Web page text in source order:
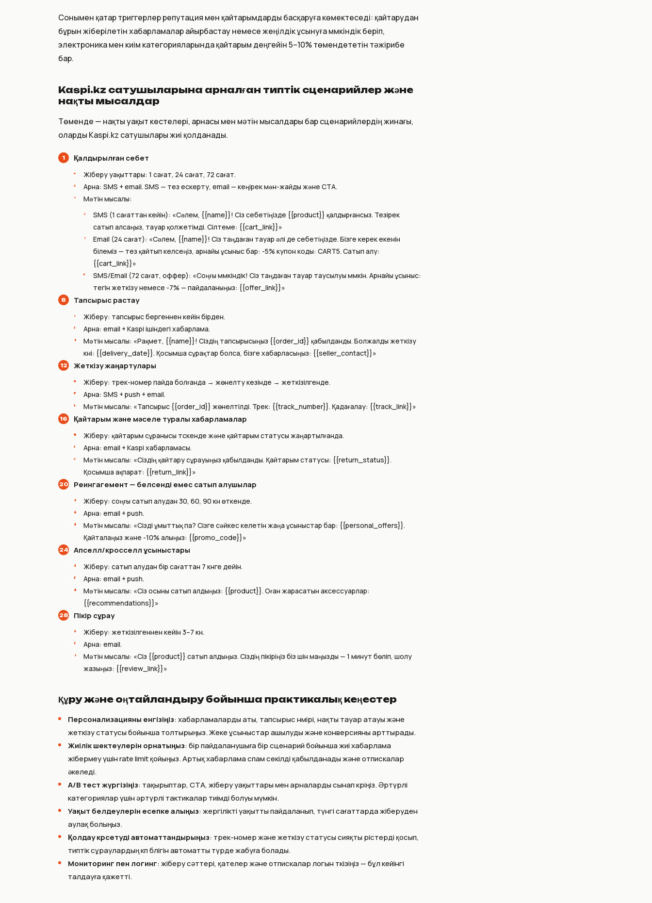
Сонымен қатар триггерлер репутация мен қайтарымдарды басқаруға көмектеседі: қайтарудан
бұрын жіберілетін хабарламалар айырбастау немесе жеңілдік ұсынуға мүмкіндік беріп,
электроника мен киім категорияларында қайтарым деңгейін 5–10% төмендететін тәжірибе
бар.
Kaspi.kz сатушыларына арналған типтік сценарийлер және
нақты мысалдар
Төменде — нақты уақыт кестелері, арнасы мен мәтін мысалдары бар сценарийлердің жинағы,
оларды Kaspi.kz сатушылары жиі қолданады.
Қалдырылған себет
Жіберу уақыттары: 1 сағат, 24 сағат, 72 сағат.
Арна: SMS + email. SMS — тез ескерту, email — кеңірек мән-жайды және CTA.
Мәтін мысалы:
SMS (1 сағаттан кейін): «Сәлем, {{name}}! Сіз себетіңізде {{product}} қалдырғансыз. Тезірек
сатып алсаңыз, тауар қолжетімді. Сілтеме: {{cart_link}}»
Email (24 сағат): «Сәлем, {{name}}! Сіз таңдаған тауар әлі де себетіңізде. Бізге керек екенін
білеміз — тез қайтып келсеңіз, арнайы ұсыныс бар: -5% купон коды: CART5. Сатып алу:
{{cart_link}}»
SMS/Email (72 сағат, оффер): «Соңғы мүмкіндік! Сіз таңдаған тауар таусылуы мүмкін. Арнайы ұсыныс:
тегін жеткізу немесе -7% — пайдаланыңыз: {{offer_link}}»
Тапсырыс растау
Жіберу: тапсырыс бергеннен кейін бірден.
Арна: email + Kaspi ішіндегі хабарлама.
Мәтін мысалы: «Рақмет, {{name}}! Сіздің тапсырысыңыз {{order_id}} қабылданды. Болжалды жеткізу
күні: {{delivery_date}}. Қосымша сұрақтар болса, бізге хабарласыңыз: {{seller_contact}}»
Жеткізу жаңартулары
Жіберу: трек-номер пайда болғанда → жөнелту кезінде → жеткізілгенде.
Арна: SMS + push + email.
Мәтін мысалы: «Тапсырыс {{order_id}} жөнелтілді. Трек: {{track_number}}. Қадағалау: {{track_link}}»
Қайтарым және мәселе туралы хабарламалар
Жіберу: қайтарым сұранысы түскенде және қайтарым статусы жаңартылғанда.
Арна: email + Kaspi хабарламасы.
Мәтін мысалы: «Сіздің қайтару сұрауыңыз қабылданды. Қайтарым статусы: {{return_status}}.
Қосымша ақпарат: {{return_link}}»
Реингагемент — белсенді емес сатып алушылар
Жіберу: соңғы сатып алудан 30, 60, 90 күн өткенде.
Арна: email + push.
Мәтін мысалы: «Сізді ұмыттық па? Сізге сәйкес келетін жаңа ұсыныстар бар: {{personal_offers}}.
Қайталаңыз және -10% алыңыз: {{promo_code}}»
Апселл/кросселл ұсыныстары
Жіберу: сатып алудан бір сағаттан 7 күнге дейін.
Арна: email + push.
Мәтін мысалы: «Сіз осыны сатып алдыңыз: {{product}}. Оған жарасатын аксессуарлар:
{{recommendations}}»
Пікір сұрау
Жіберу: жеткізілгеннен кейін 3–7 күн.
Арна: email.
Мәтін мысалы: «Сіз {{product}} сатып алдыңыз. Сіздің пікіріңіз біз үшін маңызды — 1 минут бөліп, шолу
жазыңыз: {{review_link}}»
Құру және оңтайландыру бойынша практикалық кеңестер
Персонализацияны енгізіңіз: хабарламаларды аты, тапсырыс нөмірі, нақты тауар атауы және
жеткізу статусы бойынша толтырыңыз. Жеке ұсыныстар ашылуды және конверсияны арттырады.
Жиілік шектеулерін орнатыңыз: бір пайдаланушыға бір сценарий бойынша жиі хабарлама
жібермеу үшін rate limit қойыңыз. Артық хабарлама спам секілді қабылданады және отпискалар
әкеледі.
A/B тест жүргізіңіз: тақырыптар, CTA, жіберу уақыттары мен арналарды сынап көріңіз. Әртүрлі
категориялар үшін әртүрлі тактикалар тиімді болуы мүмкін.
Уақыт белдеулерін есепке алыңыз: жергілікті уақытты пайдаланып, түнгі сағаттарда жіберуден
аулақ болыңыз.
Қолдау көрсетуді автоматтандырыңыз: трек-номер және жеткізу статусы сияқты өрістерді қосып,
типтік сұраулардың көп бөлігін автоматты түрде жабуға болады.
Мониторинг пен логинг: жіберу сәттері, қателер және отпискалар логын өткізіңіз — бұл кейінгі
талдауға қажетті.